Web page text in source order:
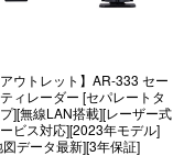
アウトレット】AR-333 セー
ィレーダー [セパレートタ
][無線LAN搭載][レーザー式
ビス対応][2023年モデル]
図データ最新][3年保証]